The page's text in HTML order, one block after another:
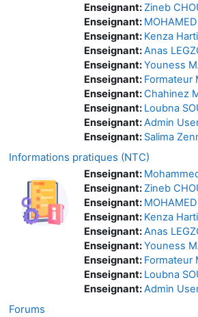
Enseignant: Zineb
Enseignant:
Enseignant: Kenza Harti
Enseignant:Anas
Enseignant:Youness
Enseignant: Formateur
Enseignant:Chahinez
Enseignant: Loubna
Enseignant:Admin
Enseignant: Salima
Informations pratiques (NTC)
Enseignant:
Enseignant: Zineb
Enseignant:
Enseignant: Kenza Harti
Enseignant:Anas
Enseignant:Youness
Enseignant: Formateur
Enseignant: Loubna
Enseignant:Admin
Forums